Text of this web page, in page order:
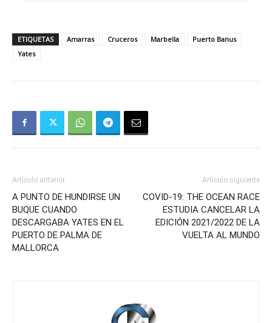
ETIQUETAS Amarras Cruceros Marbella
Puerto Banus
Yates
Artículo anterior
A PUNTO DE HUNDIRSE UN
BUQUE CUANDO
DESCARGABA YATES EN EL
PUERTO DE PALMA DE
MALLORCA
Artículo siguiente
COVID-19: THE OCEAN RACE
ESTUDIA CANCELAR LA
EDICIÓN 2021/2022 DE LA
VUELTA AL MUNDO